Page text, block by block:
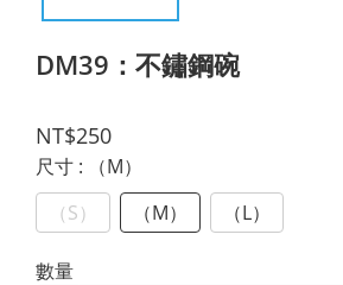
DM39：不鏽鋼碗
NT$250
尺寸 : （M）
（S）
（M） （L）
數量